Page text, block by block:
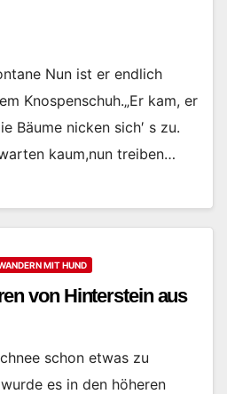
Nun ist er endlich
Knospenschuh.„Er kam, er
Bäume nicken sich′ s zu.
kaum,nun treiben…
MIT HUND
von Hinterstein aus
schon etwas zu
es in den höheren